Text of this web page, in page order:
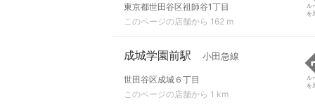
東京都世田谷区祖師谷1丁目
このページの店舗から 162 m
ル
を
成城学園前駅 小田急線
世田谷区成城６丁目
このページの店舗から 1 km
ル
を